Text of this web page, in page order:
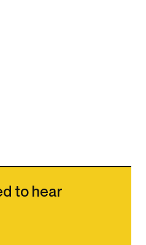
to hear